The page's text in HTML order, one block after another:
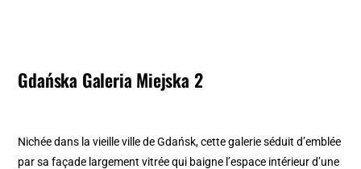
Gdańska Galeria Miejska 2
Nichée dans la vieille ville de Gdańsk, cette galerie séduit d’emblée
par sa façade largement vitrée qui baigne l’espace intérieur d’une